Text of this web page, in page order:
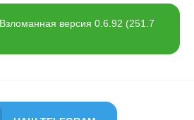
версия 0.6.92 (251.7